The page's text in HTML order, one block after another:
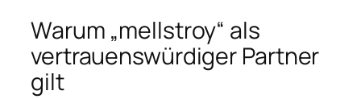
Warum „mellstroy“ als
vertrauenswürdiger Partner
gilt